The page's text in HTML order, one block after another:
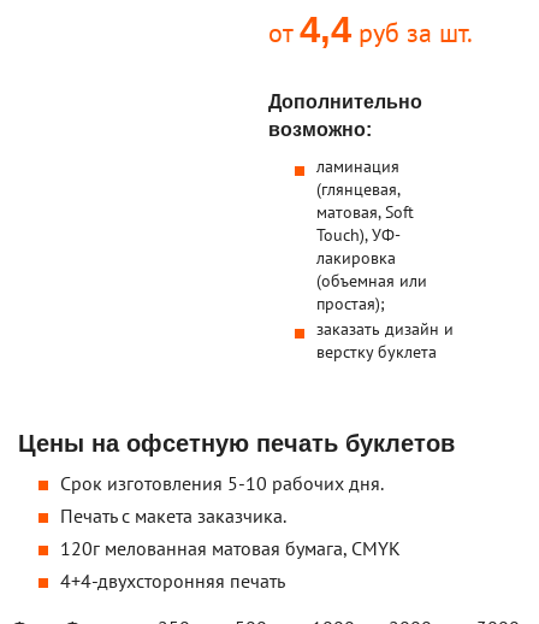
от4,4руб за шт.
Дополнительно
возможно:
ламинация
(глянцевая,
матовая, Soft
Touch), УФ-
лакировка
(объемная или
простая);
заказать дизайн и
верстку буклета
Цены на офсетную печать буклетов
Срок изготовления 5-10 рабочих дня.
Печать с макета заказчика.
120г мелованная матовая бумага, CMYK
4+4-двухсторонняя печать